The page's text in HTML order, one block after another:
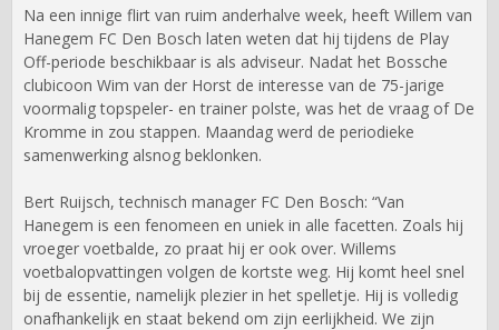
Na een innige flirt van ruim anderhalve week, heeft Willem van
Hanegem FC Den Bosch laten weten dat hij tijdens de Play
Off-periode beschikbaar is als adviseur. Nadat het Bossche
clubicoon Wim van der Horst de interesse van de 75-jarige
voormalig topspeler- en trainer polste, was het de vraag of De
Kromme in zou stappen. Maandag werd de periodieke
samenwerking alsnog beklonken.
Bert Ruijsch, technisch manager FC Den Bosch: “Van
Hanegem is een fenomeen en uniek in alle facetten. Zoals hij
vroeger voetbalde, zo praat hij er ook over. Willems
voetbalopvattingen volgen de kortste weg. Hij komt heel snel
bij de essentie, namelijk plezier in het spelletje. Hij is volledig
onafhankelijk en staat bekend om zijn eerlijkheid. We zijn